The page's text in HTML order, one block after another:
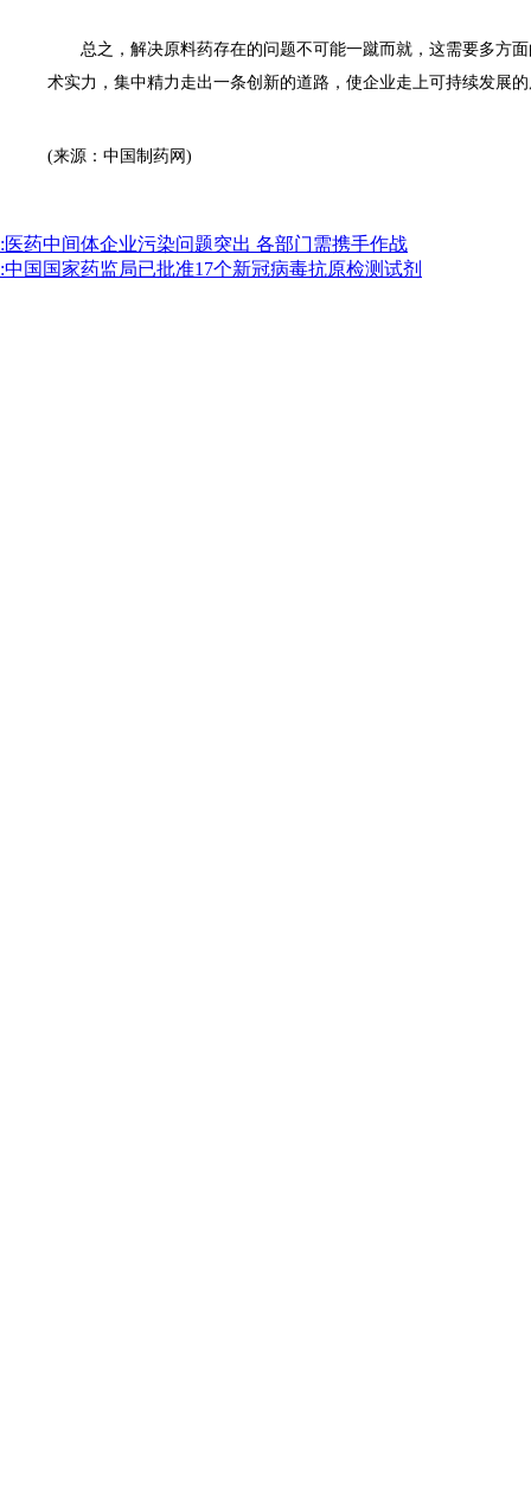
总之，解决原料药存在的问题不可能一蹴而就，这需要多方面
术实力，集中精力走出一条创新的道路，使企业走上可持续发展
(来源：中国制药网)
:医药中间体企业污染问题突出 各部门需携手作战
:中国国家药监局已批准17个新冠病毒抗原检测试剂